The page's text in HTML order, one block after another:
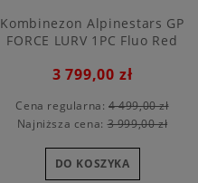
Kombinezon Alpinestars GP
FORCE LURV 1PC Fluo Red
3 799,00 zł
Cena regularna: 4 499,00 zł
Najniższa cena:3 999,00 zł
DO KOSZYKA